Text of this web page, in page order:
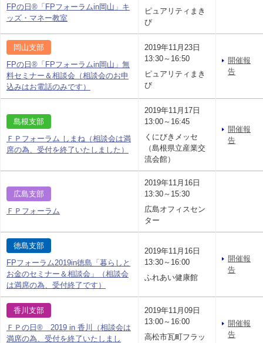
FPの日®「FPフォーラムin岡山」キ
ッズ・マネー教室
ピュアリティまき
び
岡山支部
FPの日®「FPフォーラムin岡山」無
料セミナー＆相談会（相談会のお申
込みはお電話のみです）
2019年11月23日
13:30～16:50
ピュアリティまき
び
開催報
告
島根支部
ＦＰフォーラム しまね（相談会は満
席の為、受付を終了いたしました）
2019年11月17日
13:00～16:45
くにびきメッセ
（島根県立産業交
流会館）
開催報
告
広島支部
ＦＰフォーラム
2019年11月16日
13:30～15:30
広島オフィスセン
ター
徳島支部
FPフォーラム2019in徳島「暮らしと
お金のセミナー＆相談会」（相談会
は満席の為、受付終了です）
2019年11月16日
13:30～16:00
ふれあい健康館
開催報
告
香川支部
ＦＰの日® 2019 in 香川（相談会は
満席の為、受付を終了いたしまし
2019年11月09日
13:00～16:00
高松市瓦町フラッ
開催報
告